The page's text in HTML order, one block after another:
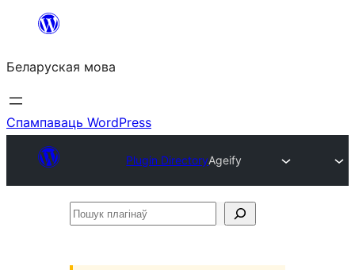
Перайсці
змесціва
Беларуская мова
Спампаваць WordPress
Plugin DirectoryAgeify
Пошук